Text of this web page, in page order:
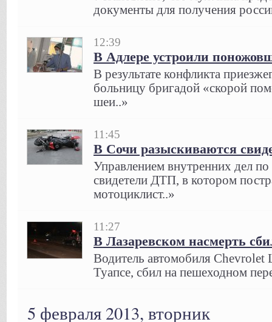
документы для получения
12:39
В Адлере устроили
В результате конфликта
больницу бригадой «скорой
шеи..»
11:45
В Сочи разыскиваются
Управлением внутренних дел
свидетели ДТП, в котором
мотоциклист..»
11:27
В Лазаревском насмерть
Водитель автомобиля Chevrolet
Туапсе, сбил на пешеходном
5 февраля 2013, вторник